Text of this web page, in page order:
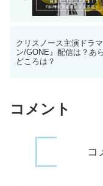
クリスノース主演ドラ
ン/GONE』配信は？あ
どころは？
コメント
コ